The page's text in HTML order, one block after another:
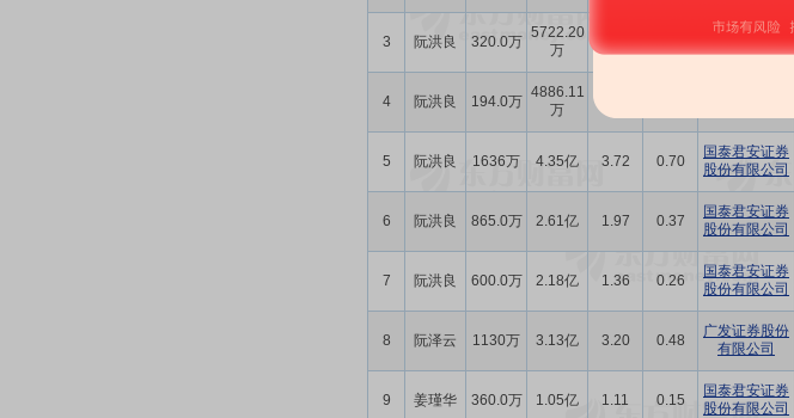
3 阮洪良 320.0万
5722.20
万
0.73 0.14
国泰君安证券
股份有限公司
4 阮洪良 194.0万
4886.11
万
5 阮洪良 1636万 4.35亿 3.72 0.70
国泰君安证券
股份有限公司
6 阮洪良 865.0万 2.61亿 1.97 0.37
国泰君安证券
股份有限公司
7 阮洪良 600.0万 2.18亿 1.36 0.26
国泰君安证券
股份有限公司
8 阮泽云 1130万 3.13亿 3.20 0.48
广发证券股份
有限公司
9 姜瑾华 360.0万 1.05亿 1.11 0.15
国泰君安证券
股份有限公司